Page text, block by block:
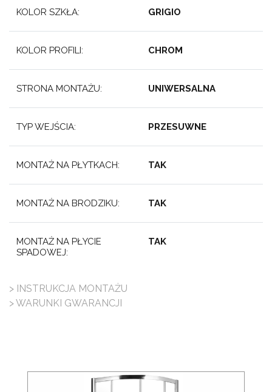
KOLOR SZKŁA: GRIGIO
KOLOR PROFILI: CHROM
STRONA MONTAŻU: UNIWERSALNA
TYP WEJŚCIA: PRZESUWNE
MONTAŻ NA PŁYTKACH: TAK
MONTAŻ NA BRODZIKU: TAK
MONTAŻ NA PŁYCIE
SPADOWEJ:
TAK
> INSTRUKCJA MONTAŻU
> WARUNKI GWARANCJI